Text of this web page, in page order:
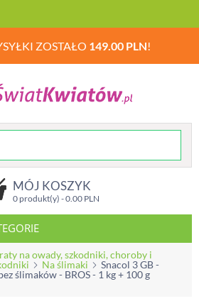
ZOSTAŁO 149.00 PLN!
MÓJ KOSZYK
0 produkt(y) -0.00PLN
na owady, szkodniki, choroby i
Na ślimaki
Snacol 3 GB -
ślimaków - BROS - 1 kg + 100 g